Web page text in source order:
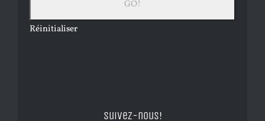
Réinitialiser
Suivez-nous!